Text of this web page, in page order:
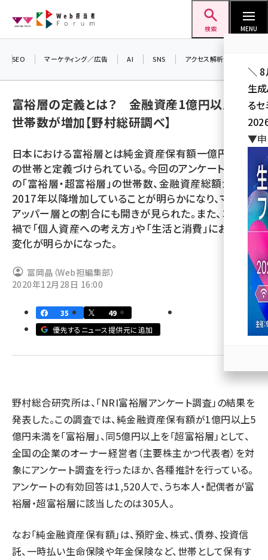
ン
検索 MENU
ai (2820)
youtube (2444)
note (2322)
セミナー (2315)
z世代 (1629)
meo (1281)
llmo (1167)
SEO マーケティング／広告 AI SNS アクセス解析／データ分析
富裕層の定義とは？ 金融資産1億円以上の
世帯数が増加【野村総研調べ】
日本における富裕層とは純金資産保有額一億円以上
の世帯と定義づけられている。今回のアンケートではそ
の「富裕層・超富裕層」の世帯数、金融資産総額が
2017年以降増加していることが明らかになり、マス層、
アッパー層との割合にも開きが見られた。また、コロナ
禍で「個人資産への考え方」や「生活と消費」における
変化が明らかになった。
冨岡晶（Web担編集部）
2020年12月28日 16:00
35
49
優先するニュース提供元に追加
野村総合研究所は、「NRI富裕層アンケート調査」の結果を
発表した。この調査では、純金融資産保有額が1億円以上5
億円未満を「富裕層」、同5億円以上を「超富裕層」として、
全国の企業のオーナー経営者（主要株主かつ代表者）を対
象にアンケート調査を行ったほか、各種推計を行っている。
アンケートの有効回答は1,520人で、うち本人・配偶者が富
裕層・超富裕層に該当したのは305人。
なお「純金融資産保有額」は、預貯金、株式、債券、投資信
託、一時払い生命保険や年金保険など、世帯として保有す
＼ 8
生
る
▼申